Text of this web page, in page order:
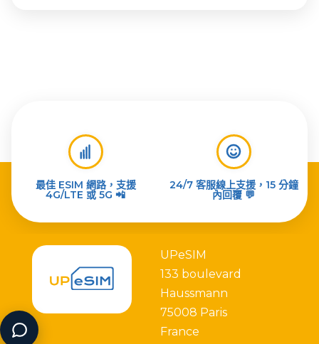
最佳 ESIM 網路，支援
4G/LTE 或 5G 📲
24/7 客服線上支援，15 分鐘
內回覆 💬
UPeSIM
133 boulevard
Haussmann
75008 Paris
France